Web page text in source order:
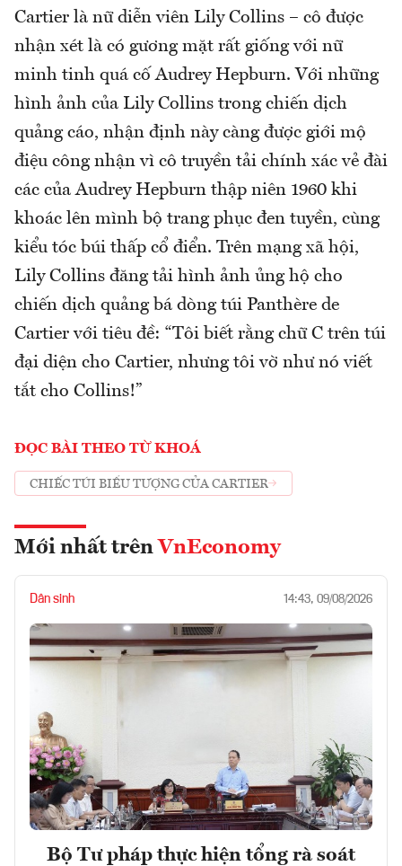
Cartier là nữ diễn viên Lily Collins – cô được
nhận xét là có gương mặt rất giống với nữ
minh tinh quá cố Audrey Hepburn. Với những
hình ảnh của Lily Collins trong chiến dịch
quảng cáo, nhận định này càng được giới mộ
điệu công nhận vì cô truyền tải chính xác vẻ đài
các của Audrey Hepburn thập niên 1960 khi
khoác lên mình bộ trang phục đen tuyền, cùng
kiểu tóc búi thấp cổ điển. Trên mạng xã hội,
Lily Collins đăng tải hình ảnh ủng hộ cho
chiến dịch quảng bá dòng túi Panthère de
Cartier với tiêu đề: “Tôi biết rằng chữ C trên túi
đại diện cho Cartier, nhưng tôi vờ như nó viết
tắt cho Collins!”
ĐỌC BÀI THEO TỪ KHOÁ
CHIẾC TÚI BIỂU TƯỢNG CỦA CARTIER
Mới nhất trên VnEconomy
Dân sinh 14:43, 09/08/2026
Bộ Tư pháp thực hiện tổng rà soát